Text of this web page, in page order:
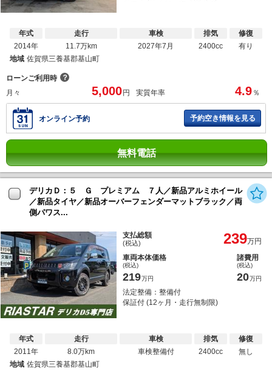
年式
2014年
走行
11.7万km
車検
2027年7月
排気
2400cc
修復
有り
地域 佐賀県三養基郡基山町
ローンご利用時 ？
月々
5,000円 実質年率 4.9 ％
オンライン予約 予約空き情報を見る
無料電話
デリカＤ：５ Ｇ プレミアム ７人／新品アルミホイール
／新品タイヤ／新品オーバーフェンダーマットブラック／両
側パワス...
支払総額
(税込) 239万円
車両本体価格
(税込)
219万円
諸費用
(税込)
20万円
法定整備：整備付
保証付 (12ヶ月・走行無制限)
年式
2011年
走行
8.0万km
車検
車検整備付
排気
2400cc
修復
無し
地域 佐賀県三養基郡基山町